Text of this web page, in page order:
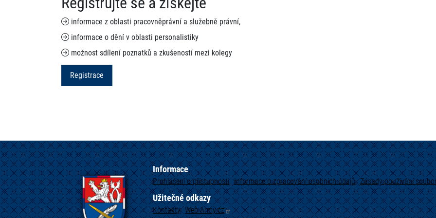
informace z oblasti pracovněprávní a služebně právní,
informace o dění v oblasti personalistiky
možnost sdílení poznatků a zkušeností mezi kolegy
Registrace
Informace
Prohlášení o přístupnosti Informace o zpracování osobních údajů Zásady používání
Užitečné odkazy
Kontakty WebArmy.cz